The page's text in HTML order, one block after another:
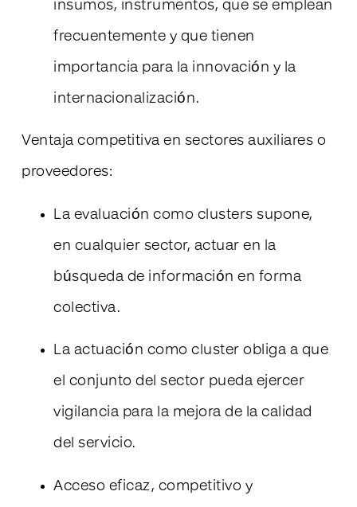
insumos, instrumentos, que se emplean
frecuentemente y que tienen
importancia para la innovación y la
internacionalización.
Ventaja competitiva en sectores auxiliares o
proveedores:
La evaluación como clusters supone,
en cualquier sector, actuar en la
búsqueda de información en forma
colectiva.
La actuación como cluster obliga a que
el conjunto del sector pueda ejercer
vigilancia para la mejora de la calidad
del servicio.
Acceso eficaz, competitivo y